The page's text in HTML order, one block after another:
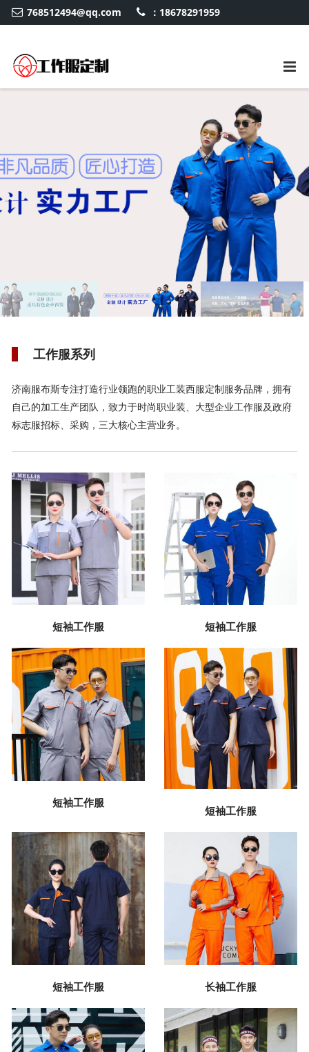
768512494@qq.com ：18678291959
工作服系列
济南服布斯专注打造行业领跑的职业工装西服定制服务品牌，拥有
自己的加工生产团队，致力于时尚职业装、大型企业工作服及政府
标志服招标、采购，三大核心主营业务。
短袖工作服 短袖工作服
短袖工作服
短袖工作服
短袖工作服 长袖工作服